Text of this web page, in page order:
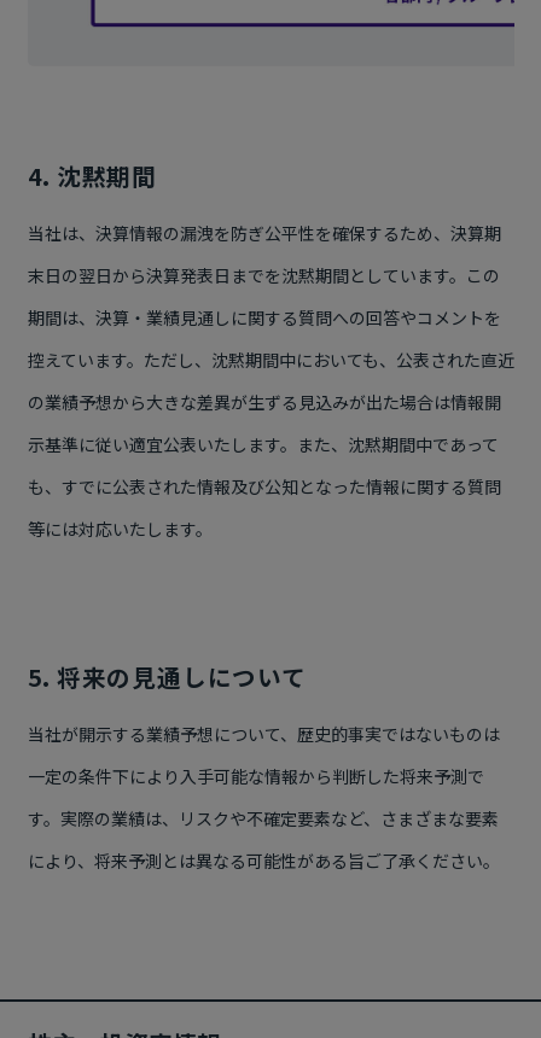
4. 沈黙期間
当社は、決算情報の漏洩を防ぎ公平性を確保するため、決算期
末日の翌日から決算発表日までを沈黙期間としています。この
期間は、決算・業績見通しに関する質問への回答やコメントを
控えています。ただし、沈黙期間中においても、公表された直近
の業績予想から大きな差異が生ずる見込みが出た場合は情報開
示基準に従い適宜公表いたします。また、沈黙期間中であって
も、すでに公表された情報及び公知となった情報に関する質問
等には対応いたします。
5. 将来の見通しについて
当社が開示する業績予想について、歴史的事実ではないものは
一定の条件下により入手可能な情報から判断した将来予測で
す。実際の業績は、リスクや不確定要素など、さまざまな要素
により、将来予測とは異なる可能性がある旨ご了承ください。